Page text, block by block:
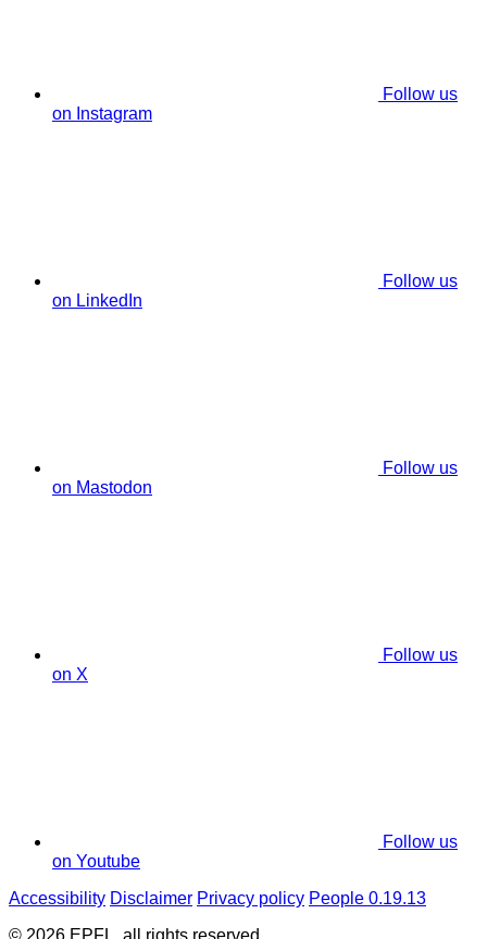
Follow us
on Instagram
Follow us
on LinkedIn
Follow us
on Mastodon
Follow us
on X
Follow us
on Youtube
Accessibility Disclaimer Privacy policy People 0.19.13